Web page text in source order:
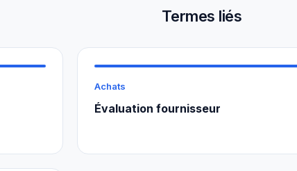
Termes liés
Achats
Évaluation fournisseur